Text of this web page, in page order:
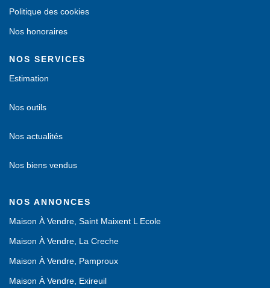
Politique des cookies
Nos honoraires
NOS SERVICES
Estimation
Nos outils
Nos actualités
Nos biens vendus
NOS ANNONCES
Maison À Vendre, Saint Maixent L Ecole
Maison À Vendre, La Creche
Maison À Vendre, Pamproux
Maison À Vendre, Exireuil